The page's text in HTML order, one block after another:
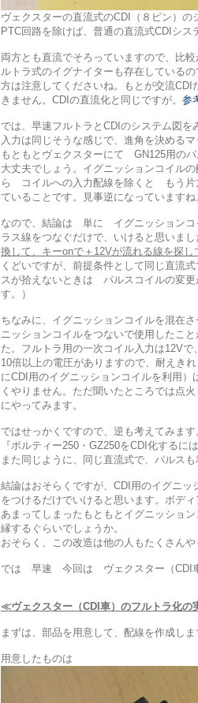
ヴェクスターの直流式のCDI（８ピン）
PTC回路を除けば、普通の直流式CDIシ
両方とも直流でそろっていますので、比
ルトラ式のイグナイターも存在している
方は注意してくださいね。もとが交流
きません。CDIの直流化と同じですが。 参
では、早速フルトラとCDIのシステム図
入力は同じそうな感じで、進角を決める
もともとヴェクスターにて GN125用の
大丈夫でしょう。イグニッションコイル
ら コイルへの入力配線を除くと もう
ていることです。見事逆になっています
なので、結論は 単に イグニッションコ
ラス線をつなぐだけで、いけると思いまし
換して、キーonで＋12Vが流れる線を探
くどいですが、前提条件として同じ直流
スが拾えないときは パルスコイルの変更
す。）
ちなみに、イグニッションコイルを混在
ニッションコイルをつないで使用したこ
た。フルトラ用の一次コイル入力は12V
10倍以上の電圧がありますので、耐えき
にCDI用のイグニッションコイルを利用
くやりません。ただ聞いたところでは点
にやってみます。
ではせっかくですので、逆も考えてみま
『ボルティー250・GZ250をCDI化する
また同じように、同じ直流式で、パルス
結論はおそらくですが、CDI用のイグニ
をつけるだけでいけると思います。ボデ
あまってしまったもともとイグニッショ
縁するぐらいでしょうか。
おそらく、この改造は他の人もたくさん
では 早速 今回は ヴェクスター（CDI車
≪ヴェクスター（CDI車）のフルトラ化
まずは、部品を用意して、配線を作成し
用意したものは